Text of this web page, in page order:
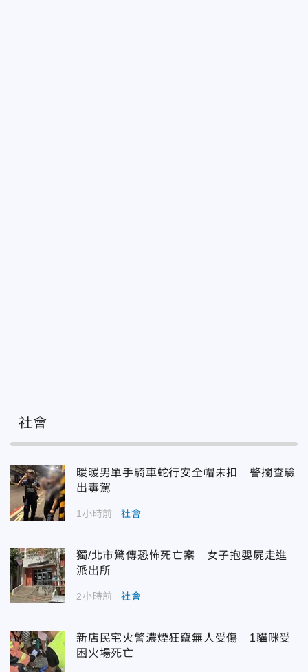
社會
暖暖男單手騎車蛇行安全帽未扣 警攔查驗
出毒駕
1小時前 社會
獨/北市驚傳恐怖死亡案 女子抱嬰屍走進
派出所
2小時前 社會
新店民宅火警濃煙狂竄無人受傷 1貓咪受
困火場死亡